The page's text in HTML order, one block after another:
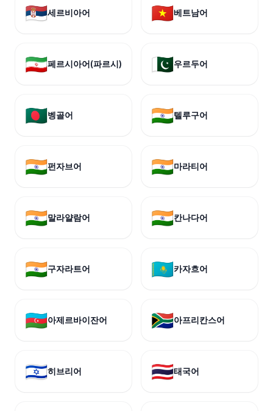
🇷🇸세르비아어 🇻🇳베트남어
🇮🇷페르시아어(파르시) 🇵🇰우르두어
🇧🇩벵골어 🇮🇳텔루구어
🇮🇳펀자브어 🇮🇳마라티어
🇮🇳말라얄람어 🇮🇳칸나다어
🇮🇳구자라트어 🇰🇿카자흐어
🇦🇿아제르바이잔어 🇿🇦아프리칸스어
🇮🇱히브리어 🇹🇭태국어